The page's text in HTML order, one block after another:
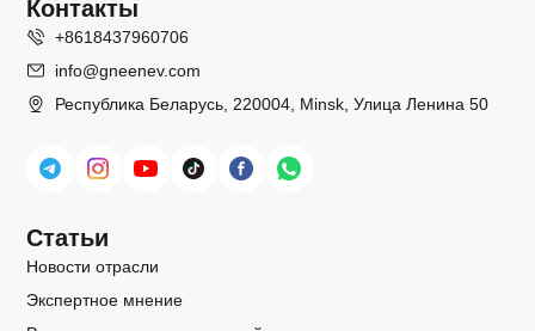
Контакты
+8618437960706
info@gneenev.com
Республика Беларусь, 220004, Minsk, Улица Ленина 50
Статьи
Новости отрасли
Экспертное мнение